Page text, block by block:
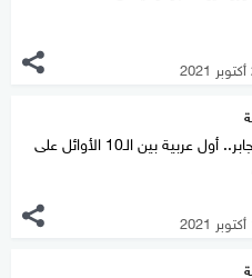
أنس جابر.. أول عربية بين الـ10 الأوائل على